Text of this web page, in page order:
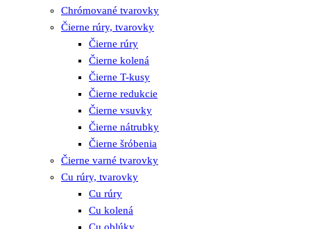
Chrómované tvarovky
Čierne rúry, tvarovky
Čierne rúry
Čierne kolená
Čierne T-kusy
Čierne redukcie
Čierne vsuvky
Čierne nátrubky
Čierne šróbenia
Čierne varné tvarovky
Cu rúry, tvarovky
Cu rúry
Cu kolená